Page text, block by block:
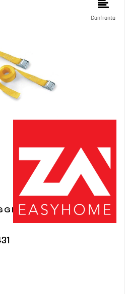
Confronta
MM.25 MT.4,5